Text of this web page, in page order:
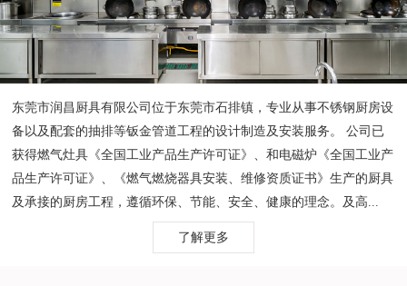
东莞市润昌厨具有限公司位于东莞市石排镇，专业从事不锈钢厨房设
备以及配套的抽排等钣金管道工程的设计制造及安装服务。 公司已
获得燃气灶具《全国工业产品生产许可证》、和电磁炉《全国工业产
品生产许可证》、《燃气燃烧器具安装、维修资质证书》生产的厨具
及承接的厨房工程，遵循环保、节能、安全、健康的理念。及高...
了解更多